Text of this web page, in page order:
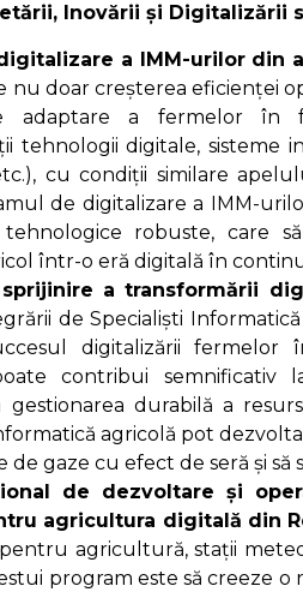
Inovării și Digitalizării
a IMM-urilor din
nu doar creșterea eficienței
adaptare a fermelor în
tehnologii digitale, sisteme
cu condiții similare
de digitalizare a IMM-
robuste, care
într-o eră digitală în
a transformării
de Specialiști
digitalizării fermelor
contribui semnificativ
durabilă a
agricolă pot
de gaze cu efect de seră și
de dezvoltare și
agricultura digitală din
agricultură, stații
program este să creeze